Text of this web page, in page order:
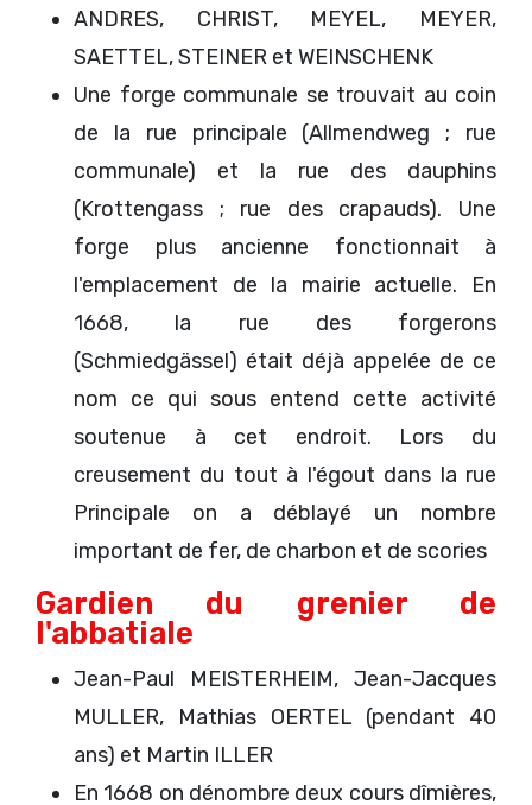
ANDRES, CHRIST, MEYEL, MEYER,
SAETTEL, STEINER et WEINSCHENK
Une forge communale se trouvait au coin
de la rue principale (Allmendweg ; rue
communale) et la rue des dauphins
(Krottengass ; rue des crapauds). Une
forge plus ancienne fonctionnait à
l'emplacement de la mairie actuelle. En
1668, la rue des forgerons
(Schmiedgässel) était déjà appelée de ce
nom ce qui sous entend cette activité
soutenue à cet endroit. Lors du
creusement du tout à l'égout dans la rue
Principale on a déblayé un nombre
important de fer, de charbon et de scories
Gardien du grenier de
l'abbatiale
Jean-Paul MEISTERHEIM, Jean-Jacques
MULLER, Mathias OERTEL (pendant 40
ans) et Martin ILLER
En 1668 on dénombre deux cours dîmières,